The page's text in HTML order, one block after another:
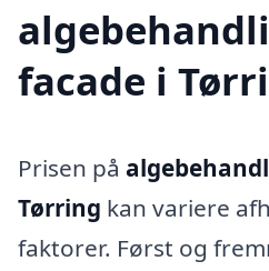
facade i
Prisen på
Tørring kan variere
faktorer. Først og